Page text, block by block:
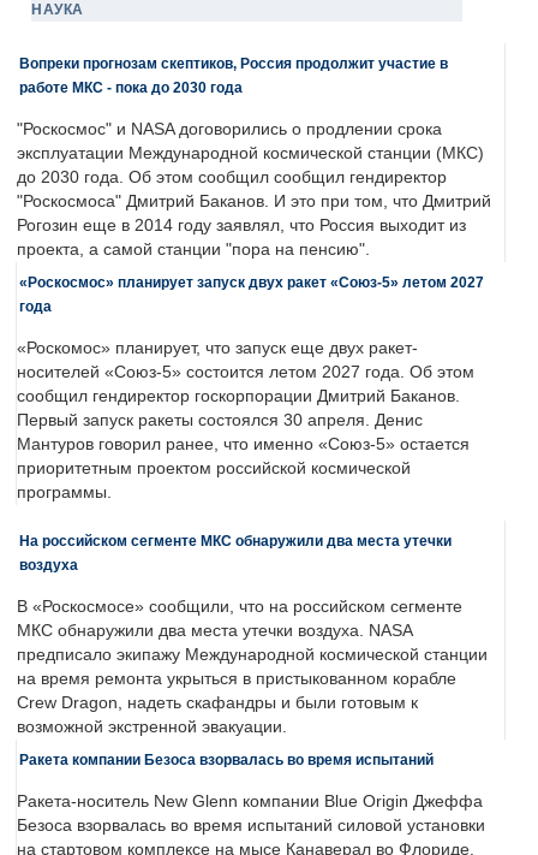
НАУКА
Вопреки прогнозам скептиков, Россия продолжит участие в
работе МКС - пока до 2030 года
"Роскосмос" и NASA договорились о продлении срока
эксплуатации Международной космической станции (МКС)
до 2030 года. Об этом сообщил сообщил гендиректор
"Роскосмоса" Дмитрий Баканов. И это при том, что Дмитрий
Рогозин еще в 2014 году заявлял, что Россия выходит из
проекта, а самой станции "пора на пенсию".
«Роскосмос» планирует запуск двух ракет «Союз-5» летом 2027
года
«Роскомос» планирует, что запуск еще двух ракет-
носителей «Союз-5» состоится летом 2027 года. Об этом
сообщил гендиректор госкорпорации Дмитрий Баканов.
Первый запуск ракеты состоялся 30 апреля. Денис
Мантуров говорил ранее, что именно «Союз-5» остается
приоритетным проектом российской космической
программы.
На российском сегменте МКС обнаружили два места утечки
воздуха
В «Роскосмосе» сообщили, что на российском сегменте
МКС обнаружили два места утечки воздуха. NASA
предписало экипажу Международной космической станции
на время ремонта укрыться в пристыкованном корабле
Crew Dragon, надеть скафандры и были готовым к
возможной экстренной эвакуации.
Ракета компании Безоса взорвалась во время испытаний
Ракета-носитель New Glenn компании Blue Origin Джеффа
Безоса взорвалась во время испытаний силовой установки
на стартовом комплексе на мысе Канаверал во Флориде.